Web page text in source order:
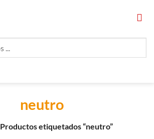
neutro
Productos etiquetados “neutro”